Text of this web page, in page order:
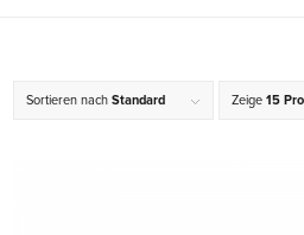
Sortieren nachStandard Zeige15